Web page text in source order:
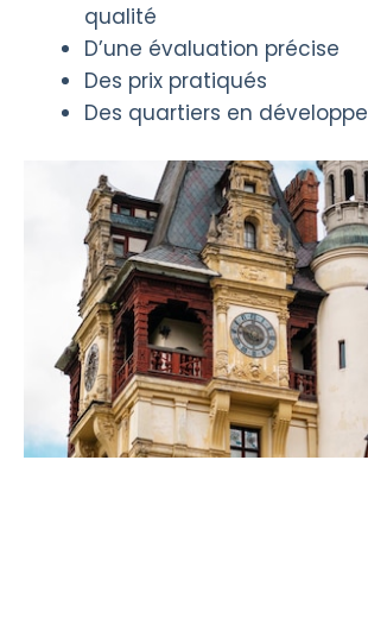
qualité
D’une évaluation précise
Des prix pratiqués
Des quartiers en